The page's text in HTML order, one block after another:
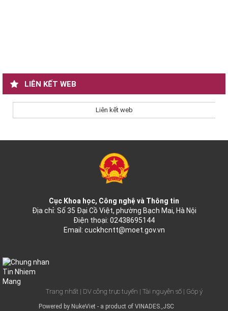
LIÊN KẾT WEB
Liên kết web
Cục Khoa học, Công nghệ và Thông tin
Địa chỉ: Số 35 Đại Cồ Việt, phường Bạch Mai, Hà Nội
Điện thoại: 02438695144
Email: cuckhcntt@moet.gov.vn
Trang nhất | DV công trực tuyến | Tài nguyên số | Góp ý
Powered by NukeViet - a product of VINADES.,JSC